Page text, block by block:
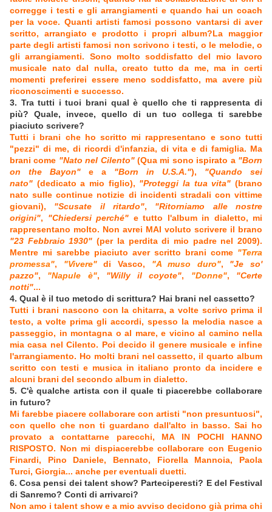
corregge i testi e gli arrangiamenti e quando hai un coach
per la voce. Quanti artisti famosi possono vantarsi di aver
scritto, arrangiato e prodotto i propri album?La maggior
parte degli artisti famosi non scrivono i testi, o le melodie, o
gli arrangiamenti. Sono molto soddisfatto del mio lavoro
musicale nato dal nulla, creato tutto da me, ma in certi
momenti preferirei essere meno soddisfatto, ma avere più
riconoscimenti e successo.
3. Tra tutti i tuoi brani qual è quello che ti rappresenta di
più? Quale, invece, quello di un tuo collega ti sarebbe
piaciuto scrivere?
Tutti i brani che ho scritto mi rappresentano e sono tutti
"pezzi" di me, di ricordi d'infanzia, di vita e di famiglia. Ma
brani come "Nato nel Cilento"(Qua mi sono ispirato a "Born
on the Bayon" e a "Born in U.S.A."), "Quando sei
nato" (dedicato a mio figlio), "Proteggi la tua vita" (brano
nato sulle continue notizie di incidenti stradali con vittime
giovani), "Scusate il ritardo", "Ritorniamo alle nostre
origini", "Chiedersi perché" e tutto l'album in dialetto, mi
rappresentano molto. Non avrei MAI voluto scrivere il brano
"23 Febbraio 1930" (per la perdita di mio padre nel 2009).
Mentre mi sarebbe piaciuto aver scritto brani come "Terra
promessa", "Vivere"di Vasco, "A muso duro", "Je so'
pazzo", "Napule è", "Willy il coyote", "Donne", "Certe
notti"...
4. Qual è il tuo metodo di scrittura? Hai brani nel cassetto?
Tutti i brani nascono con la chitarra, a volte scrivo prima il
testo, a volte prima gli accordi, spesso la melodia nasce a
passeggio, in montagna o al mare, e vicino al camino nella
mia casa nel Cilento. Poi decido il genere musicale e infine
l'arrangiamento. Ho molti brani nel cassetto, il quarto album
scritto con testi e musica in italiano pronto da incidere e
alcuni brani del secondo album in dialetto.
5. C'è qualche artista con il quale ti piacerebbe collaborare
in futuro?
Mi farebbe piacere collaborare con artisti "non presuntuosi",
con quello che non ti guardano dall'alto in basso. Sai ho
provato a contattarne parecchi, MA IN POCHI HANNO
RISPOSTO. Non mi dispiacerebbe collaborare con Eugenio
Finardi, Pino Daniele, Bennato, Fiorella Mannoia, Paola
Turci, Giorgia... anche per eventuali duetti.
6. Cosa pensi dei talent show? Parteciperesti? E del Festival
di Sanremo? Conti di arrivarci?
Non amo i talent show e a mio avviso decidono già prima chi